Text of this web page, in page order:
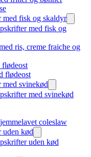
fisk og skaldyr
med fisk og
ris, creme fraiche og
flødeost
flødeost
svinekød
med svinekød
coleslaw
uden kød
uden kød